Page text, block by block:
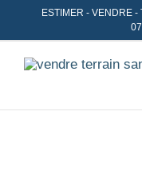
to
content
ESTIMER - VENDRE -